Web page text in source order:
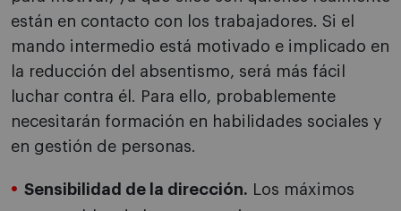
están en contacto con los trabajadores. Si el
mando intermedio está motivado e implicado en
la reducción del absentismo, será más fácil
luchar contra él. Para ello, probablemente
necesitarán formación en habilidades sociales y
en gestión de personas.
Sensibilidad de la dirección. Los máximos